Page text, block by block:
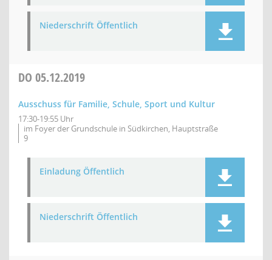
Niederschrift Öffentlich
DO 05.12.2019
Ausschuss für Familie, Schule, Sport und Kultur
17:30-19:55 Uhr
im Foyer der Grundschule in Südkirchen, Hauptstraße
9
Einladung Öffentlich
Niederschrift Öffentlich